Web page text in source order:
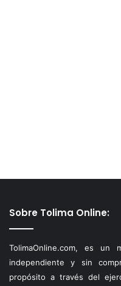
Sobre Tolima Online:
TolimaOnline.com, es un
independiente y sin
propósito a través del